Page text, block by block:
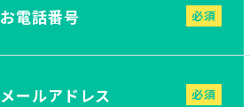
お電話番号 必須
メールアドレス 必須